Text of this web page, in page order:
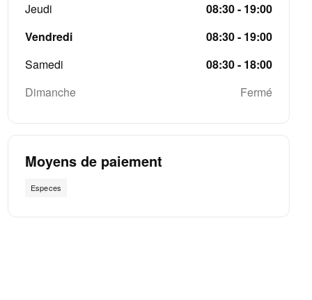
Jeudi
08:30 - 19:00
Vendredi
08:30 - 19:00
Samedi
08:30 - 18:00
Dimanche
Fermé
Moyens de paiement
Especes